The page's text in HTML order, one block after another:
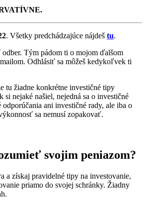
. Všetky predchádzajúce nájdeš tu.
Tým pádom ti o mojom ďalšom
Odhlásiť sa môžeš kedykoľvek ti
tu žiadne konkrétne investičné tipy
si nejaké našiel, nejedná sa o investičné
odporúčania ani investičné rady, ale iba o
sa nemusí zopakovať.
svojim peniazom?
a získaj pravidelné tipy na investovanie,
priamo do svojej schránky. Žiadny